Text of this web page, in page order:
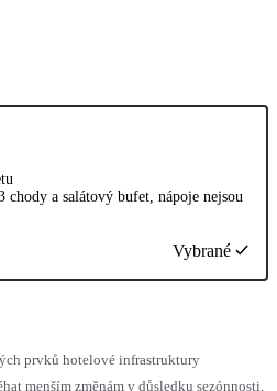
chody a salátový bufet, nápoje nejsou
Vybrané
prvků hotelové infrastruktury
menším změnám v důsledku sezónnosti,